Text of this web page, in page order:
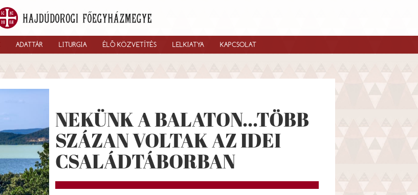
ADATTÁR LITURGIA ÉLŐ KÖZVETÍTÉS LELKIATYA KAPCSOLAT
NEKÜNK A BALATON...TÖBB
SZÁZAN VOLTAK AZ IDEI
CSALÁDTÁBORBAN